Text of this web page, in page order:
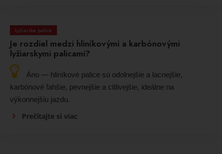
Lyžiarske palice
Je rozdiel medzi hliníkovými a karbónovými
lyžiarskymi palicami?
Áno — hliníkové palice sú odolnejšie a lacnejšie,
karbónové ľahšie, pevnejšie a citlivejšie, ideálne na
výkonnejšiu jazdu.
Prečítajte si viac